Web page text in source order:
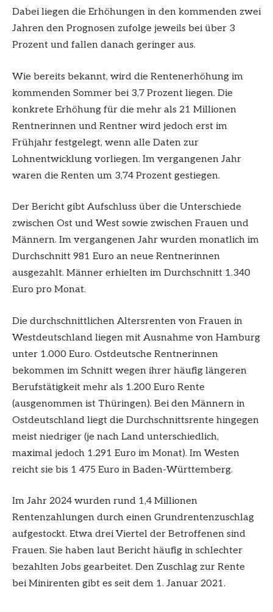
Dabei liegen die Erhöhungen in den kommenden zwei
Jahren den Prognosen zufolge jeweils bei über 3
Prozent und fallen danach geringer aus.
Wie bereits bekannt, wird die Rentenerhöhung im
kommenden Sommer bei 3,7 Prozent liegen. Die
konkrete Erhöhung für die mehr als 21 Millionen
Rentnerinnen und Rentner wird jedoch erst im
Frühjahr festgelegt, wenn alle Daten zur
Lohnentwicklung vorliegen. Im vergangenen Jahr
waren die Renten um 3,74 Prozent gestiegen.
Der Bericht gibt Aufschluss über die Unterschiede
zwischen Ost und West sowie zwischen Frauen und
Männern. Im vergangenen Jahr wurden monatlich im
Durchschnitt 981 Euro an neue Rentnerinnen
ausgezahlt. Männer erhielten im Durchschnitt 1.340
Euro pro Monat.
Die durchschnittlichen Altersrenten von Frauen in
Westdeutschland liegen mit Ausnahme von Hamburg
unter 1.000 Euro. Ostdeutsche Rentnerinnen
bekommen im Schnitt wegen ihrer häufig längeren
Berufstätigkeit mehr als 1.200 Euro Rente
(ausgenommen ist Thüringen). Bei den Männern in
Ostdeutschland liegt die Durchschnittsrente hingegen
meist niedriger (je nach Land unterschiedlich,
maximal jedoch 1.291 Euro im Monat). Im Westen
reicht sie bis 1 475 Euro in Baden-Württemberg.
Im Jahr 2024 wurden rund 1,4 Millionen
Rentenzahlungen durch einen Grundrentenzuschlag
aufgestockt. Etwa drei Viertel der Betroffenen sind
Frauen. Sie haben laut Bericht häufig in schlechter
bezahlten Jobs gearbeitet. Den Zuschlag zur Rente
bei Minirenten gibt es seit dem 1. Januar 2021.